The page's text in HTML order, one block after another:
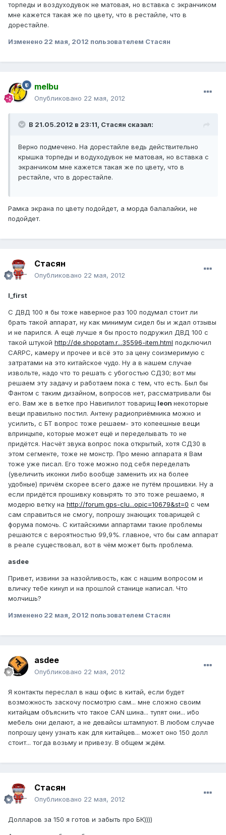
торпеды и воздуходувок не матовая, но вставка с экранчиком
мне кажется такая же по цвету, что в рестайле, что в
дорестайле.
Изменено 22 мая, 2012 пользователем Стасян
melbu
Опубликовано 22 мая, 2012
В 21.05.2012 в 23:11, Стасян сказал:
Верно подмечено. На дорестайле ведь действительно
крышка торпеды и водуходувок не матовая, но вставка с
экранчиком мне кажется такая же по цвету, что в
рестайле, что в дорестайле.
Рамка экрана по цвету подойдет, а морда балалайки, не
подойдет.
Стасян
Опубликовано 22 мая, 2012
I_first
С ДВД 100 я бы тоже наверное раз 100 подумал стоит ли
брать такой аппарат, ну как минимум сидел бы и ждал отзывы
и не парился. А ещё лучше я бы просто подружил ДВД 100 с
такой штукой http://de.shopotam.r...35596-item.html подключил
CARPC, камеру и прочее и всё это за цену соизмеримую с
затратами на это китайское чудо. Ну а в нашем случае
извольте, надо что то решать с убогостью СД30; вот мы
решаем эту задачу и работаем пока с тем, что есть. Был бы
Фантом с таким дизайном, вопросов нет, рассматривали бы
его. Вам же в ветке про Навипилот товарищ leon некоторые
вещи правильно постил. Антену радиоприёмника можно и
усилить, с БТ вопрос тоже решаем- это копеешные вещи
впринцыпе, которые может ещё и переделывать то не
придётся. Насчёт звука вопрос пока открытый, хотя СД30 в
этом сегменте, тоже не монстр. Про меню аппарата я Вам
тоже уже писал. Его тоже можно под себя переделать
(увеличить иконки либо вообще заменить их на более
удобные) причём скорее всего даже не путём прошивки. Ну а
если придётся прошивку ковырять то это тоже решаемо, я
модерю ветку на http://forum.gps-clu...opic=10679&st=0 с чем
сам справиться не смогу, попрошу знающих товарищей с
форума помочь. С китайскими аппартами такие проблемы
решаются с вероятностью 99,9%. главное, что бы сам аппарат
в реале существовал, вот в чём может быть проблема.
asdee
Привет, извини за назойливость, как с нашим вопросом и
вличку тебе кинул и на прошлой станице написал. Что
молчишь?
Изменено 22 мая, 2012 пользователем Стасян
asdee
Опубликовано 22 мая, 2012
Я контакты переслал в наш офис в китай, если будет
возможность заскочу посмотрю сам... мне сложно своим
китайцам объяснить что такое CAN шина... тупят они... ибо
мебель они делают, а не девайсы штампуют. В любом случае
попрошу цену узнать как для китайцев... может оно 150 долл
стоит... тогда возьму и привезу. В общем ждём.
Стасян
Опубликовано 22 мая, 2012
Долларов за 150 я готов и забыть про БК))))